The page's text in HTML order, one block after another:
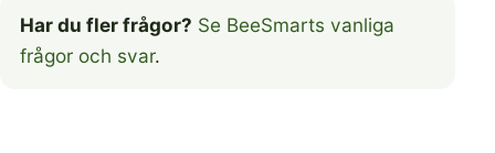
Har du fler frågor? Se BeeSmarts vanliga
frågor och svar.